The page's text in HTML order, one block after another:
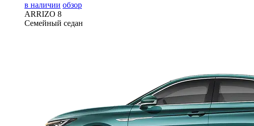
в наличии обзор
ARRIZO 8
Семейный седан